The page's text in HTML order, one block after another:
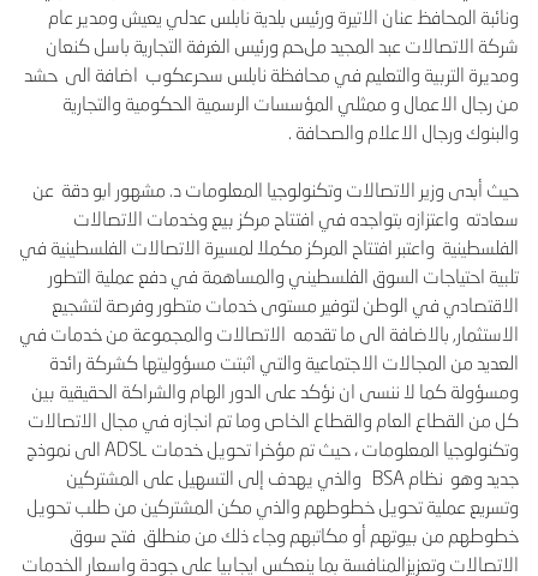
ونائبة المحافظ عنان الاتيرة ورئيس بلدية نابلس عدلي يعيش ومدير عام
شركة الاتصالات عبد المجيد ملحم ورئيس الغرفة التجارية باسل كنعان
ومديرة التربية والتعليم في محافظة نابلس سحرعكوب اضافة الى حشد
من رجال الاعمال و ممثلي المؤسسات الرسمية الحكومية والتجارية
والبنوك ورجال الاعلام والصحافة .
حيث أبدى وزير الاتصالات وتكنولوجيا المعلومات د. مشهور ابو دقة عن
سعادته واعتزازه بتواجده في افتتاح مركز بيع وخدمات الاتصالات
الفلسطينية واعتبر افتتاح المركز مكملا لمسيرة الاتصالات الفلسطينية في
تلبية احتياجات السوق الفلسطيني والمساهمة في دفع عملية التطور
الاقتصادي في الوطن لتوفير مستوى خدمات متطور وفرصة لتشجيع
الاستثمار, بالاضافة الى ما تقدمه الاتصالات والمجموعة من خدمات في
العديد من المجالات الاجتماعية والتي اثبتت مسؤوليتها كشركة رائدة
ومسؤولة كما لا ننسى ان نؤكد على الدور الهام والشراكة الحقيقية بين
كل من القطاع العام والقطاع الخاص وما تم انجازه في مجال الاتصالات
وتكنولوجيا المعلومات ، حيث تم مؤخرا تحويل خدمات ADSL الى نموذج
جديد وهو نظام BSA والذي يهدف إلى التسهيل على المشتركين
وتسريع عملية تحويل خطوطهم والذي مكن المشتركين من طلب تحويل
خطوطهم من بيوتهم أو مكاتبهم وجاء ذلك من منطلق فتح سوق
الاتصالات وتعزيزالمنافسة بما ينعكس ايجابيا على جودة واسعار الخدمات